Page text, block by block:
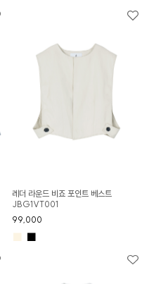
레더 라운드 비죠 포인트 베스트
JBG1VT001
99,000
■ ■